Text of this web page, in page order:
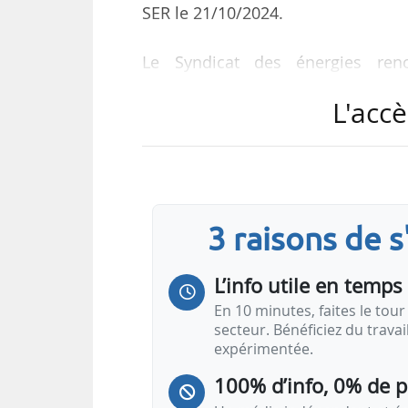
SER le 21/10/2024.
Le Syndicat des énergies
l’énergie, initiée par des
Gouvernement a annoncé qu’il
3 raisons de
L’info utile en
En 10 minutes, faites le tour
secteur. Bénéficiez du
expérimentée.
100% d’info, 0% de